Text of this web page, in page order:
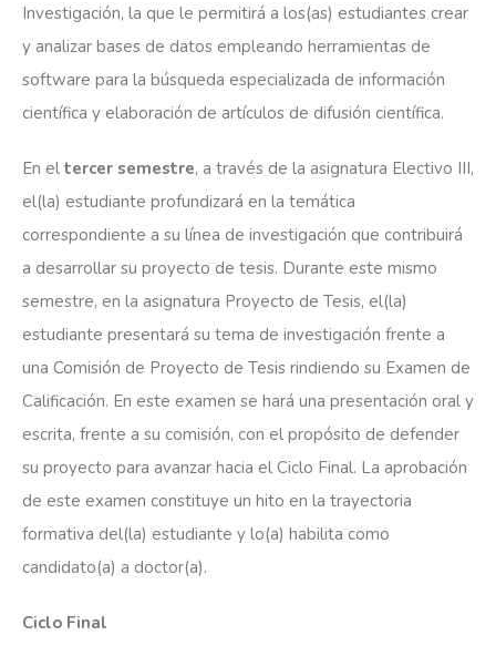
Investigación, la que le permitirá a los(as) estudiantes crear
y analizar bases de datos empleando herramientas de
software para la búsqueda especializada de información
científica y elaboración de artículos de difusión científica.
En el tercer semestre, a través de la asignatura Electivo III,
el(la) estudiante profundizará en la temática
correspondiente a su línea de investigación que contribuirá
a desarrollar su proyecto de tesis. Durante este mismo
semestre, en la asignatura Proyecto de Tesis, el(la)
estudiante presentará su tema de investigación frente a
una Comisión de Proyecto de Tesis rindiendo su Examen de
Calificación. En este examen se hará una presentación oral y
escrita, frente a su comisión, con el propósito de defender
su proyecto para avanzar hacia el Ciclo Final. La aprobación
de este examen constituye un hito en la trayectoria
formativa del(la) estudiante y lo(a) habilita como
candidato(a) a doctor(a).
Ciclo Final